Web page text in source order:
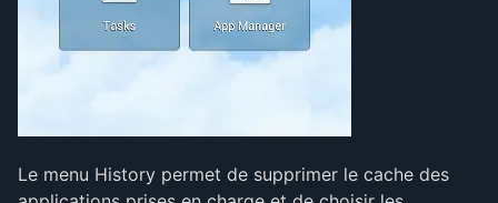
Le menu History permet de supprimer le cache des